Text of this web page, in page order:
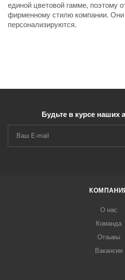
единой цветовой гамме, поэтому
фирменному стилю компании. Они
персонализируются.
Будьте в курсе наших
О нас
Команда
Отзывы
Вакансии